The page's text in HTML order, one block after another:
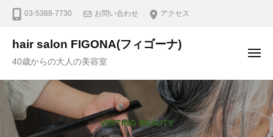
03-5388-7730 お問い合わせ アクセス
hair salon FIGONA(フィゴーナ)
40歳からの大人の美容室
VISITING BEAUTY